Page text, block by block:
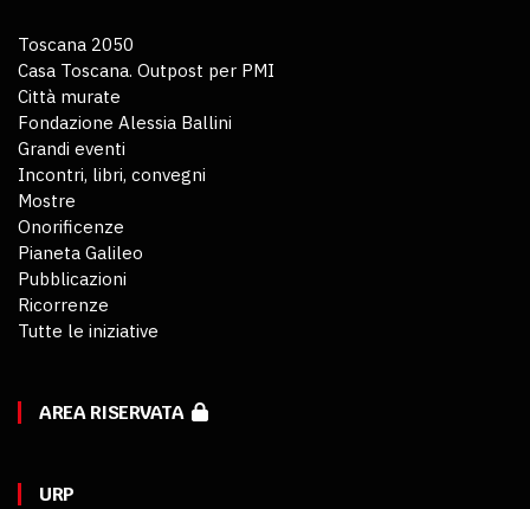
Toscana 2050
Casa Toscana. Outpost per PMI
Città murate
Fondazione Alessia Ballini
Grandi eventi
Incontri, libri, convegni
Mostre
Onorificenze
Pianeta Galileo
Pubblicazioni
Ricorrenze
Tutte le iniziative
AREA RISERVATA
URP